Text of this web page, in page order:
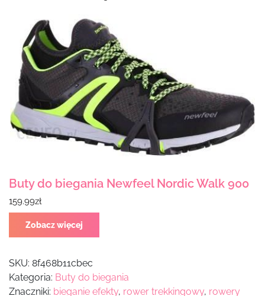
Buty do biegania Newfeel Nordic Walk 900
159.99zł
Zobacz więcej
SKU: 8f468b11cbec
Kategoria: Buty do biegania
Znaczniki: bieganie efekty, rower trekkingowy, rowery